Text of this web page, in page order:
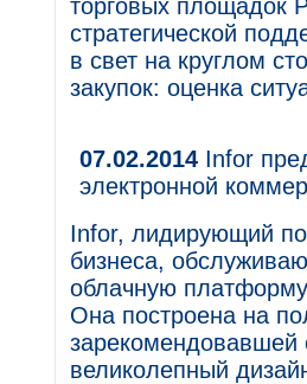
торговых площадок
стратегической
в свет на круглом
закупок: оценка
07.02.2014 Infor
электронной
Infor, лидирующий
бизнеса,
облачную
Она построена на
великолепный